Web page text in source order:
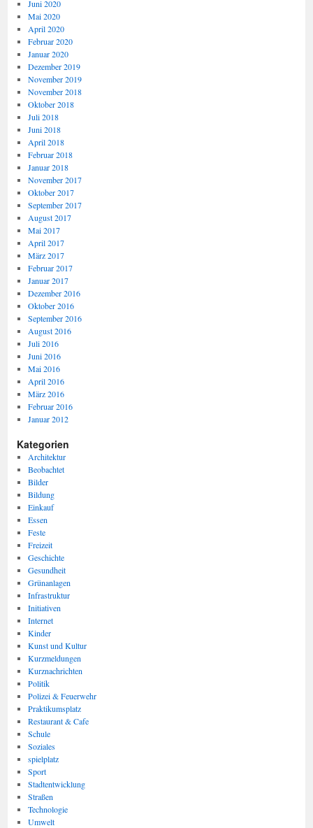
Juni 2020
Mai 2020
April 2020
Februar 2020
Januar 2020
Dezember 2019
November 2019
November 2018
Oktober 2018
Juli 2018
Juni 2018
April 2018
Februar 2018
Januar 2018
November 2017
Oktober 2017
September 2017
August 2017
Mai 2017
April 2017
März 2017
Februar 2017
Januar 2017
Dezember 2016
Oktober 2016
September 2016
August 2016
Juli 2016
Juni 2016
Mai 2016
April 2016
März 2016
Februar 2016
Januar 2012
Kategorien
Architektur
Beobachtet
Bilder
Bildung
Einkauf
Essen
Feste
Freizeit
Geschichte
Gesundheit
Grünanlagen
Infrastruktur
Initiativen
Internet
Kinder
Kunst und Kultur
Kurzmeldungen
Kurznachrichten
Politik
Polizei & Feuerwehr
Praktikumsplatz
Restaurant & Cafe
Schule
Soziales
spielplatz
Sport
Stadtentwicklung
Straßen
Technologie
Umwelt